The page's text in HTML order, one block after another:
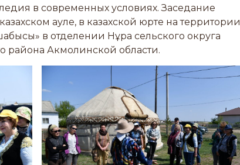
в современных условиях. Заседание
ауле, в казахской юрте на территории
в отделении Нұра сельского округа
района Акмолинской области.